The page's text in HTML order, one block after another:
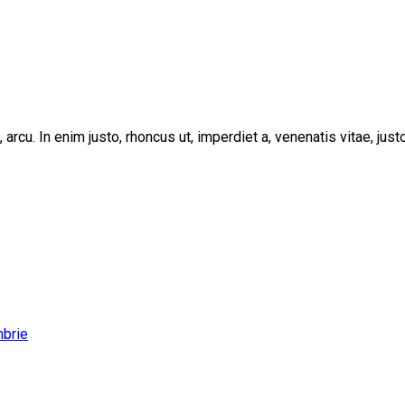
In enim justo, rhoncus ut, imperdiet a, venenatis vitae,